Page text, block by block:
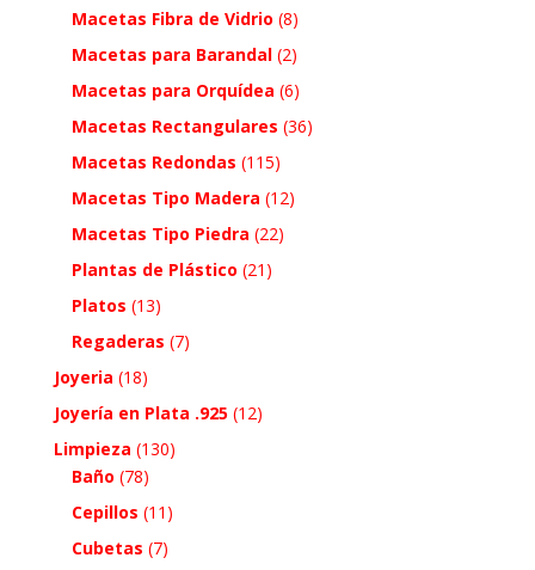
Macetas Fibra de Vidrio (8)
Macetas para Barandal (2)
Macetas para Orquídea (6)
Macetas Rectangulares (36)
Macetas Redondas (115)
Macetas Tipo Madera (12)
Macetas Tipo Piedra (22)
Plantas de Plástico (21)
Platos (13)
Regaderas (7)
Joyeria (18)
Joyería en Plata .925 (12)
Limpieza (130)
Baño (78)
Cepillos (11)
Cubetas (7)